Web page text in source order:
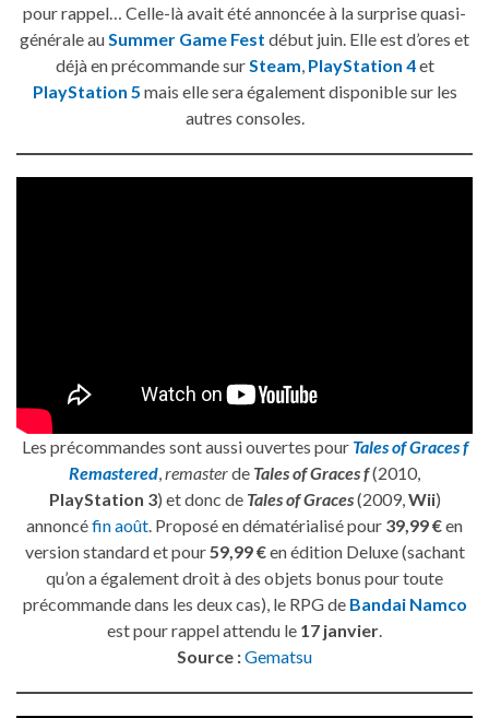
pour rappel… Celle-là avait été annoncée à la surprise quasi-
générale au Summer Game Fest début juin. Elle est d’ores et
déjà en précommande sur Steam PlayStation 4et
PlayStation 5 mais elle sera également disponible sur les
autres consoles.
Les précommandes sont aussi ouvertes pour Tales of Graces f
Remastered remasterde Tales of Graces f(2010,
PlayStation 3) et donc de Tales of Graces(2009, Wii)
annoncéfin août . Proposé en dématérialisé pour 39,99 €en
version standard et pour 59,99 €en édition Deluxe (sachant
qu’on a également droit à des objets bonus pour toute
précommande dans les deux cas), le RPG de Bandai Namco
est pour rappel attendu le 17 janvier
Source :Gematsu